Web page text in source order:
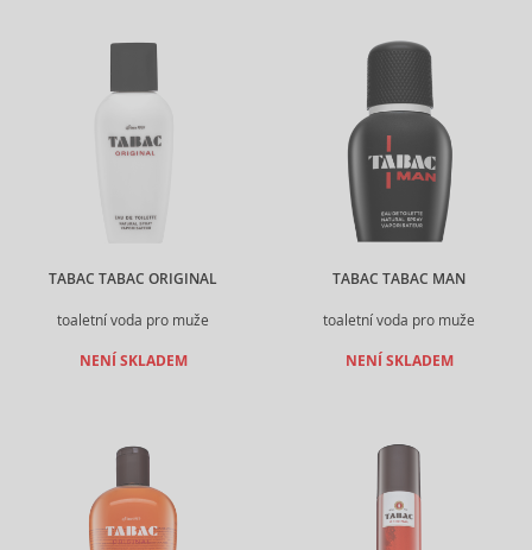
TABAC TABAC ORIGINAL
toaletní voda pro muže
NENÍ SKLADEM
TABAC TABAC MAN
toaletní voda pro muže
NENÍ SKLADEM